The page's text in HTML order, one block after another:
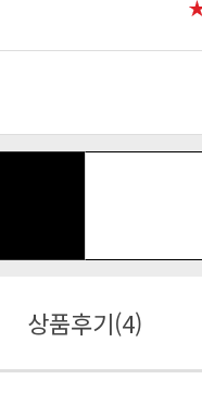
상품후기(4)